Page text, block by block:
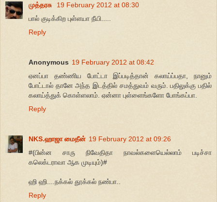
முத்தரசு
19 February 2012 at 08:30
பால் குடிக்கிற புள்ளயா நீயி.....
Reply
Anonymous 19 February 2012 at 08:42
ஏனப்பா தண்ணிய போட்டா இப்படித்தான் கலாய்ப்பதா, நானும்
போட்டால் தானே அந்த இடத்தில் சமத்துவம் வரும். பதிலுக்கு பதில்
கலாய்த்துக் கொள்ளலாம். ஏன்னா புள்ளைங்களோ போங்கப்பா.
Reply
NKS.ஹாஜா மைதீன் 19 February 2012 at 09:26
#(பின்ன சாரு நிவேதிதா நாவல்களையெல்லாம் படிச்சா
கலெக்டராவா ஆக முடியும்)#
ஹி ஹி....நக்கல் தூக்கல் நண்பா..
Reply